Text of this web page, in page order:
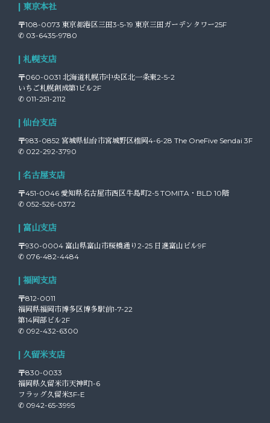
| 東京本社
〒108-0073 東京都港区三田3-5-19 東京三田ガーデンタワー25F
✆ 03-6435-9780
| 札幌支店
〒060-0031 北海道札幌市中央区北一条東2-5-2
いちご札幌創成第1ビル2F
✆ 011-251-2112
| 仙台支店
〒983-0852 宮城県仙台市宮城野区榴岡4-6-28 The OneFive Sendai 3F
✆ 022-292-3790
| 名古屋支店
〒451-0046 愛知県名古屋市西区牛島町2-5 TOMITA・BLD 10階
✆ 052-526-0372
| 富山支店
〒930-0004 富山県富山市桜橋通り2-25 日進富山ビル9F
✆ 076-482-4484
| 福岡支店
〒812-0011
福岡県福岡市博多区博多駅前1-7-22
第14岡部ビル2F
✆ 092-432-6300
| 久留米支店
〒830-0033
福岡県久留米市天神町1-6
フラッグ久留米3F-E
✆ 0942-65-3995